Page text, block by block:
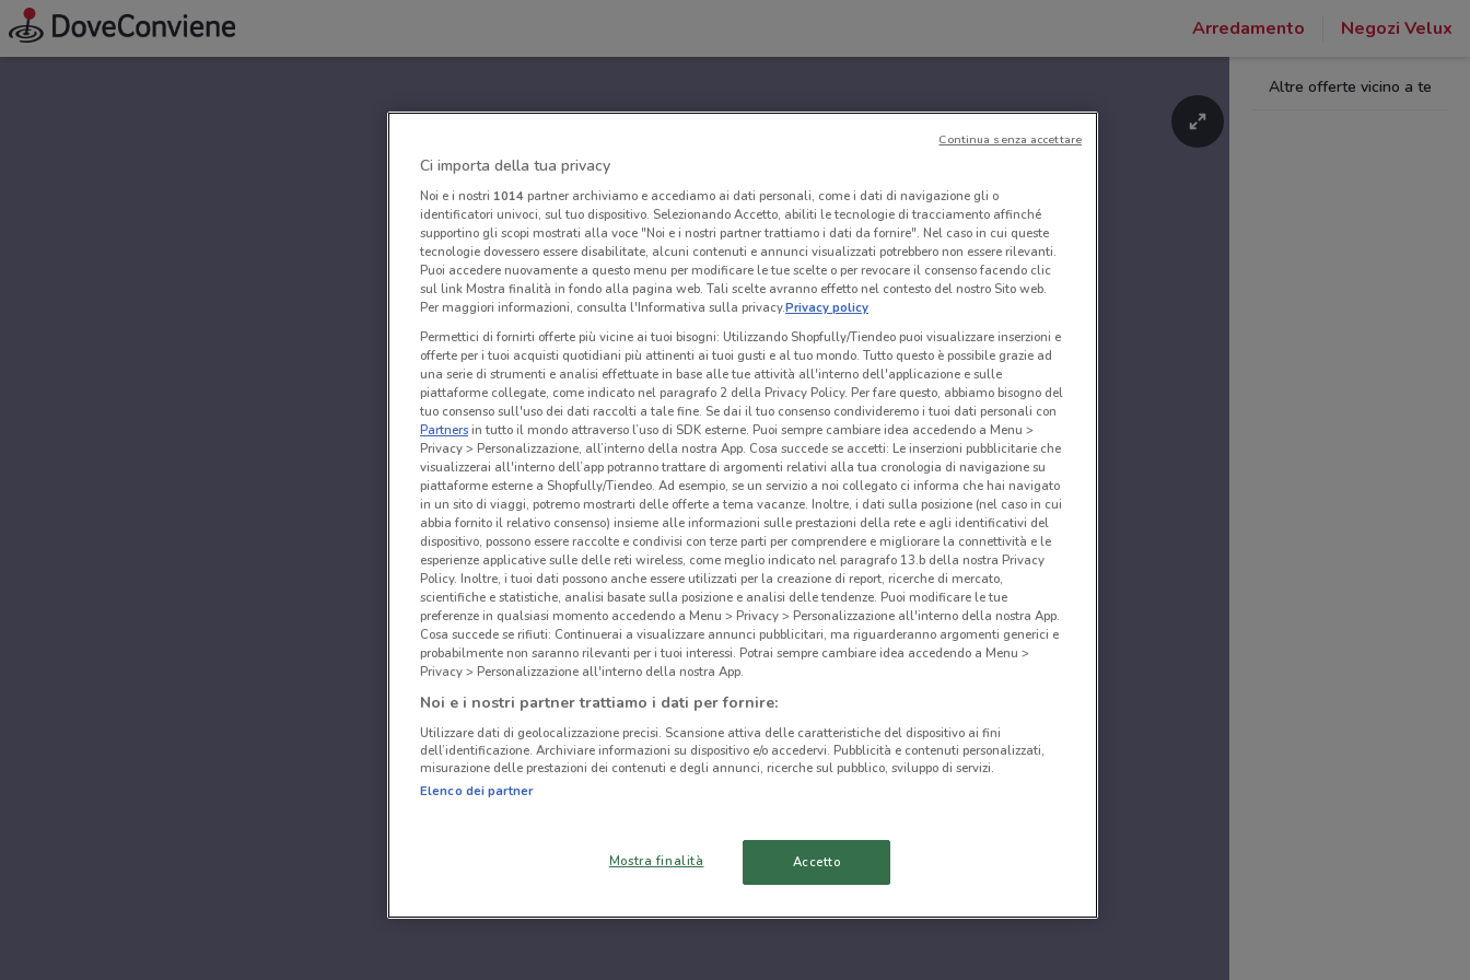
Arredamento Negozi Velux
Altre offerte vicino a te
Ci importa della tua privacy
Noi e i nostri 1014partner archiviamo e accediamo ai dati personali, come i dati di navigazione gli o
identificatori univoci, sul tuo dispositivo. Selezionando Accetto, abiliti le tecnologie di tracciamento affinché
supportino gli scopi mostrati alla voce "Noi e i nostri partner trattiamo i dati da fornire". Nel caso in cui queste
tecnologie dovessero essere disabilitate, alcuni contenuti e annunci visualizzati potrebbero non essere rilevanti.
Puoi accedere nuovamente a questo menu per modificare le tue scelte o per revocare il consenso facendo clic
sul link Mostra finalità in fondo alla pagina web. Tali scelte avranno effetto nel contesto del nostro Sito web.
Per maggiori informazioni, consulta l'Informativa sulla privacy.Privacy policy
Permettici di fornirti offerte più vicine ai tuoi bisogni: Utilizzando Shopfully/Tiendeo puoi visualizzare inserzioni e
offerte per i tuoi acquisti quotidiani più attinenti ai tuoi gusti e al tuo mondo. Tutto questo è possibile grazie ad
una serie di strumenti e analisi effettuate in base alle tue attività all'interno dell'applicazione e sulle
piattaforme collegate, come indicato nel paragrafo 2 della Privacy Policy. Per fare questo, abbiamo bisogno del
tuo consenso sull'uso dei dati raccolti a tale fine. Se dai il tuo consenso condivideremo i tuoi dati personali con
Partnersin tutto il mondo attraverso l’uso di SDK esterne. Puoi sempre cambiare idea accedendo a Menu >
Privacy > Personalizzazione, all’interno della nostra App. Cosa succede se accetti: Le inserzioni pubblicitarie che
visualizzerai all'interno dell’app potranno trattare di argomenti relativi alla tua cronologia di navigazione su
piattaforme esterne a Shopfully/Tiendeo. Ad esempio, se un servizio a noi collegato ci informa che hai navigato
in un sito di viaggi, potremo mostrarti delle offerte a tema vacanze. Inoltre, i dati sulla posizione (nel caso in cui
abbia fornito il relativo consenso) insieme alle informazioni sulle prestazioni della rete e agli identificativi del
dispositivo, possono essere raccolte e condivisi con terze parti per comprendere e migliorare la connettività e le
esperienze applicative sulle delle reti wireless, come meglio indicato nel paragrafo 13.b della nostra Privacy
Policy. Inoltre, i tuoi dati possono anche essere utilizzati per la creazione di report, ricerche di mercato,
scientifiche e statistiche, analisi basate sulla posizione e analisi delle tendenze. Puoi modificare le tue
preferenze in qualsiasi momento accedendo a Menu > Privacy > Personalizzazione all'interno della nostra App.
Cosa succede se rifiuti: Continuerai a visualizzare annunci pubblicitari, ma riguarderanno argomenti generici e
probabilmente non saranno rilevanti per i tuoi interessi. Potrai sempre cambiare idea accedendo a Menu >
Privacy > Personalizzazione all'interno della nostra App.
Noi e i nostri partner trattiamo i dati per fornire:
Utilizzare dati di geolocalizzazione precisi. Scansione attiva delle caratteristiche del dispositivo ai fini
dell’identificazione. Archiviare informazioni su dispositivo e/o accedervi. Pubblicità e contenuti personalizzati,
misurazione delle prestazioni dei contenuti e degli annunci, ricerche sul pubblico, sviluppo di servizi.
Elenco dei partner
Mostra finalità Accetto
Continua senza accettare